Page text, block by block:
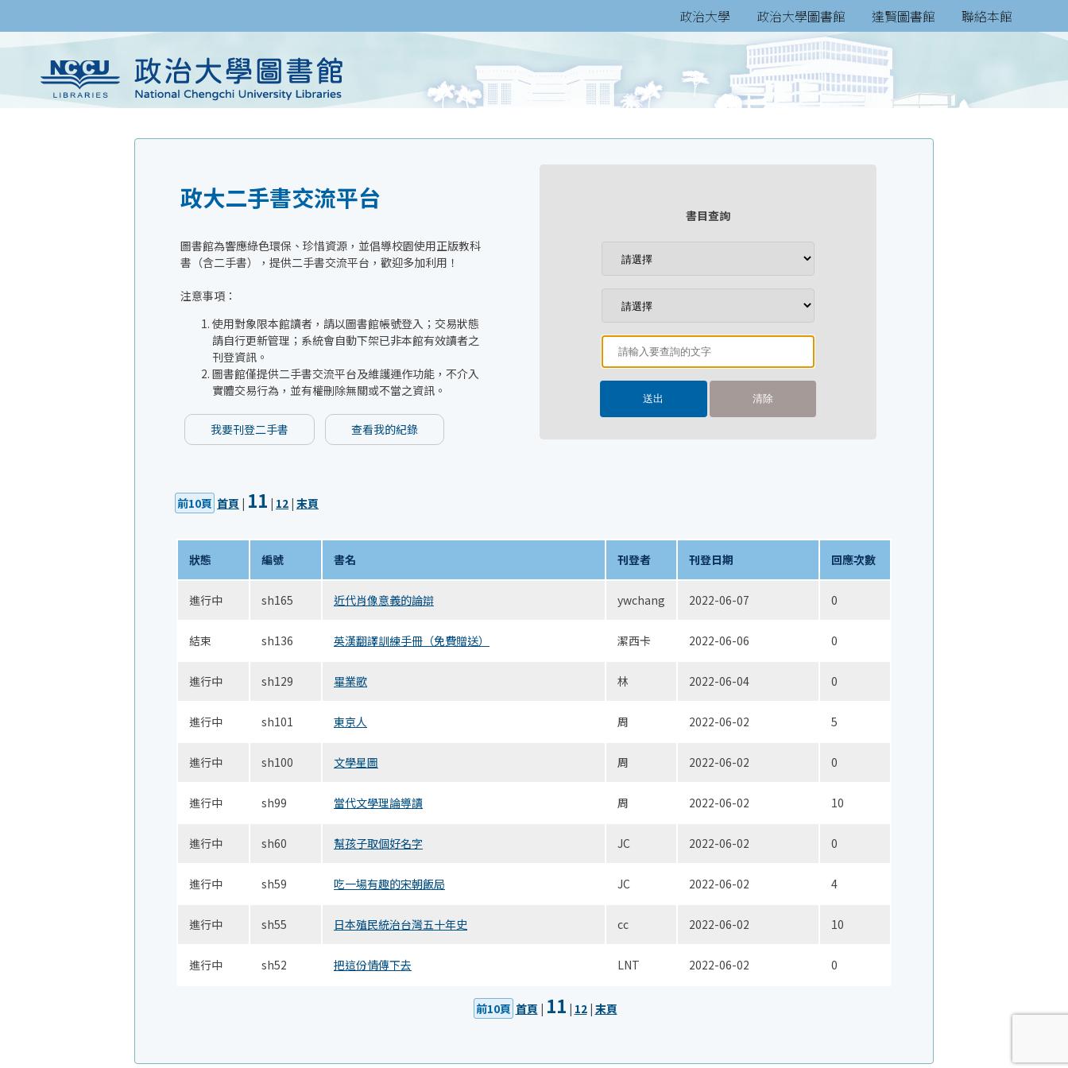
政治大學 政治大學圖書館 達賢圖書館 聯絡本館
政大二手書交流平台
圖書館為響應綠色環保、珍惜資源，並倡導校園使用正版教科
書（含二手書），提供二手書交流平台，歡迎多加利用！
注意事項：
使用對象限本館讀者，請以圖書館帳號登入；交易狀態
請自行更新管理；系統會自動下架已非本館有效讀者之
刊登資訊。
圖書館僅提供二手書交流平台及維護運作功能，不介入
實體交易行為，並有權刪除無關或不當之資訊。
我要刊登二手書 查看我的紀錄
書目查詢
前10頁 首頁 | 11 | 12 | 末頁
狀態 編號 書名 刊登者 刊登日期 回應次數
進行中 sh165 近代肖像意義的論辯 ywchang 2022-06-07 0
結束 sh136 英漢翻譯訓練手冊（免費贈送） 潔西卡 2022-06-06 0
進行中 sh129 畢業歌 林 2022-06-04 0
進行中 sh101 東京人 周 2022-06-02 5
進行中 sh100 文學星圖 周 2022-06-02 0
進行中 sh99 當代文學理論導讀 周 2022-06-02 10
進行中 sh60 幫孩子取個好名字 JC 2022-06-02 0
進行中 sh59 吃一場有趣的宋朝飯局 JC 2022-06-02 4
進行中 sh55 日本殖民統治台灣五十年史 cc 2022-06-02 10
進行中 sh52 把這份情傳下去 LNT 2022-06-02 0
前10頁 首頁 | 11 | 12| 末頁